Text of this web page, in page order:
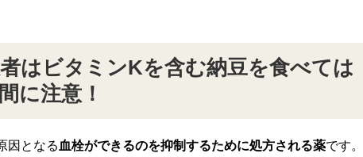
はビタミンKを含む納豆を食べては
に注意！
因となる 血栓ができるのを抑制するために処方される薬です。